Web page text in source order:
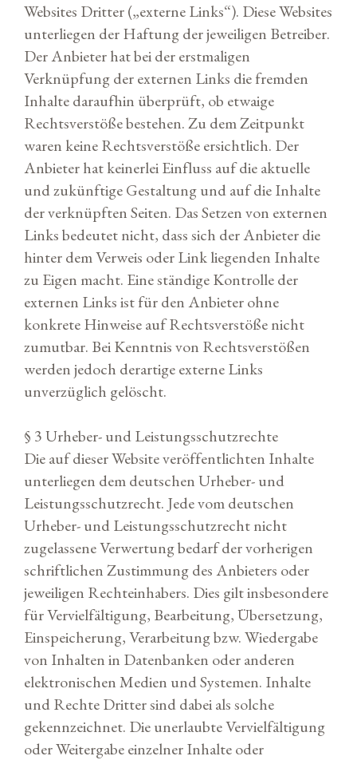
Websites Dritter („externe Links“). Diese Websites
unterliegen der Haftung der jeweiligen Betreiber.
Der Anbieter hat bei der erstmaligen
Verknüpfung der externen Links die fremden
Inhalte daraufhin überprüft, ob etwaige
Rechtsverstöße bestehen. Zu dem Zeitpunkt
waren keine Rechtsverstöße ersichtlich. Der
Anbieter hat keinerlei Einfluss auf die aktuelle
und zukünftige Gestaltung und auf die Inhalte
der verknüpften Seiten. Das Setzen von externen
Links bedeutet nicht, dass sich der Anbieter die
hinter dem Verweis oder Link liegenden Inhalte
zu Eigen macht. Eine ständige Kontrolle der
externen Links ist für den Anbieter ohne
konkrete Hinweise auf Rechtsverstöße nicht
zumutbar. Bei Kenntnis von Rechtsverstößen
werden jedoch derartige externe Links
unverzüglich gelöscht.
§ 3 Urheber- und Leistungsschutzrechte
Die auf dieser Website veröffentlichten Inhalte
unterliegen dem deutschen Urheber- und
Leistungsschutzrecht. Jede vom deutschen
Urheber- und Leistungsschutzrecht nicht
zugelassene Verwertung bedarf der vorherigen
schriftlichen Zustimmung des Anbieters oder
jeweiligen Rechteinhabers. Dies gilt insbesondere
für Vervielfältigung, Bearbeitung, Übersetzung,
Einspeicherung, Verarbeitung bzw. Wiedergabe
von Inhalten in Datenbanken oder anderen
elektronischen Medien und Systemen. Inhalte
und Rechte Dritter sind dabei als solche
gekennzeichnet. Die unerlaubte Vervielfältigung
oder Weitergabe einzelner Inhalte oder